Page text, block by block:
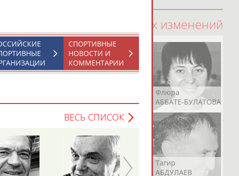
100 последних изменений
АБАЧАРАЕВ
АБАШИДЗЕ
Флюра
АББАТЕ-БУЛАТОВА
Герман
АБДУЛАЕВ
Рамазан
АБДУЛАЕВ
Тагир
АБДУЛАЕВ
СПОРТИВНЫЕ
НОВОСТИ И
КОММЕНТАРИИ
ВЕСЬ СПИСОК